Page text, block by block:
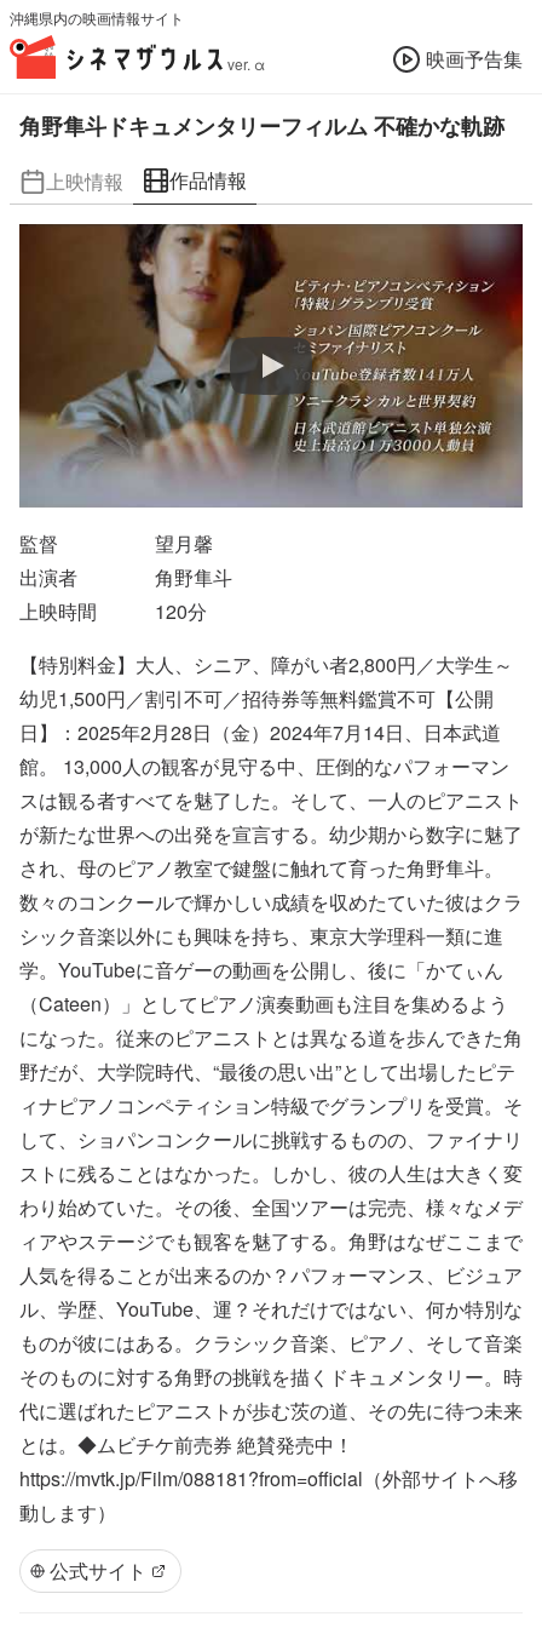
沖縄県内の映画情報サイト
ver. α 映画予告集
角野隼斗ドキュメンタリーフィルム 不確かな軌跡
上映情報 作品情報
監督
望月馨
出演者
角野隼斗
上映時間
120分
【特別料金】大人、シニア、障がい者2,800円／大学生～
幼児1,500円／割引不可／招待券等無料鑑賞不可【公開
日】：2025年2月28日（金）2024年7月14日、日本武道
館。 13,000人の観客が見守る中、圧倒的なパフォーマン
スは観る者すべてを魅了した。そして、一人のピアニスト
が新たな世界への出発を宣言する。​幼少期から数字に魅了
され、母のピアノ教室で鍵盤に触れて育った角野隼斗。
数々のコンクールで輝かしい成績を収めたていた彼はクラ
シック音楽以外にも興味を持ち、東京大学理科一類に進
学。YouTubeに音ゲーの動画を公開し、後に「かてぃん
（Cateen）」としてピアノ演奏動画も注目を集めるよう
になった。従来のピアニストとは異なる道を歩んできた角
野だが、大学院時代、“最後の思い出”として出場したピテ
ィナピアノコンペティション特級でグランプリを受賞。そ
して、ショパンコンクールに挑戦するものの、ファイナリ
ストに残ることはなかった。しかし、彼の人生は大きく変
わり始めていた。その後、全国ツアーは完売、様々なメデ
ィアやステージでも観客を魅了する。​角野はなぜここまで
人気を得ることが出来るのか？パフォーマンス、ビジュア
ル、学歴、You​Tube、運？それだけではない、何か特別な
ものが彼にはある。​クラシック音楽、ピアノ、そして音楽
そのものに対する角野の挑戦を描くドキュメンタリー。​時
代に選ばれたピアニストが歩む茨の道、その先に待つ未来
とは。​◆ムビチケ前売券 絶賛発売中！
https://mvtk.jp/Film/088181?from=official（外部サイトへ移
動します）
公式サイト